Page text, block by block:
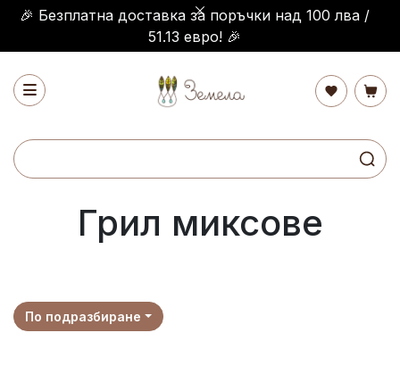
🎉 Безплатна доставка за поръчки над 100 лва /
51.13 евро! 🎉
Грил миксове
По подразбиране